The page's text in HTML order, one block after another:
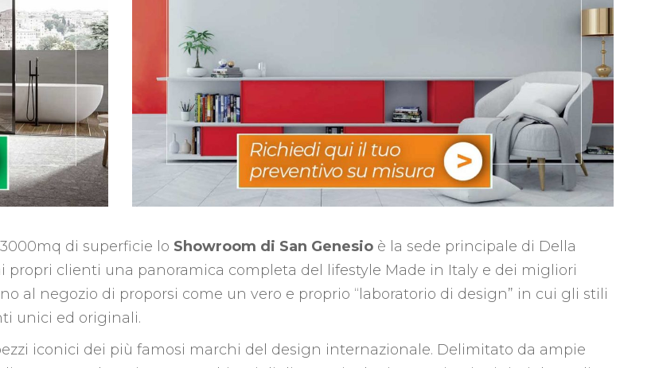
di superficie lo Showroom di San Genesio è la sede principale di Della
clienti una panoramica completa del lifestyle Made in Italy e dei migliori
al negozio di proporsi come un vero e proprio “laboratorio di design” in cui gli stili
unici ed originali.
iconici dei più famosi marchi del design internazionale. Delimitato da ampie